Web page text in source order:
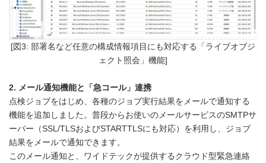
[図3: 部署名など任意の構成情報項目にも対応する「ライブオブジ
ェクト照会」機能]
2. メール通知機能と「急コール」連携
点検ジョブをはじめ、各種のジョブ実行結果をメールで通知する
機能を追加しました。普段からお使いのメールサービスのSMTPサ
ーバー（SSL/TLSおよびSTARTTLSにも対応）を利用し、ジョブ
結果をメールで通知できます。
このメール通知と、ワイドテックが提供するクラウド型緊急連絡